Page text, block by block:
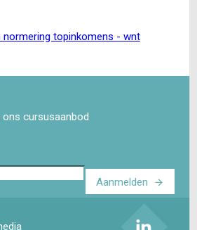
normering topinkomens - wnt
ons cursusaanbod
Aanmelden